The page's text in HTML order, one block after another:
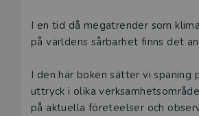
Beskrivning
I en tid då megatrender som
på världens sårbarhet finns det
I den här boken sätter vi spaning
uttryck i olika
på aktuella företeelser och